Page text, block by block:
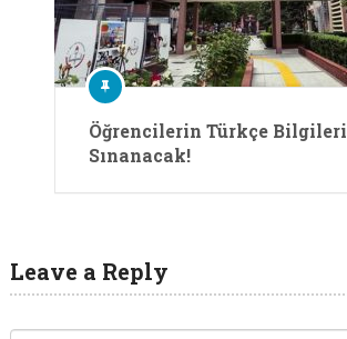
Öğrencilerin Türkçe Bilgileri
Sınanacak!
Leave a Reply